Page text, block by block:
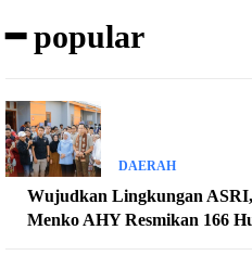
━ popular
DAERAH
Wujudkan Lingkungan
Menko AHY Resmikan 166